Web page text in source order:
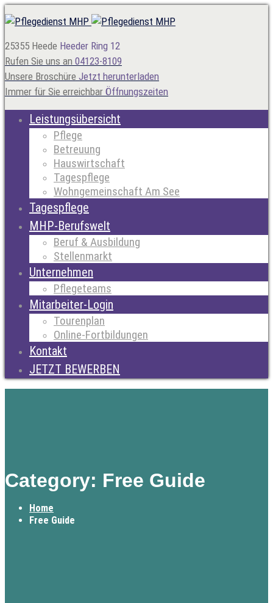
25355 Heede Heeder Ring 12
Rufen Sie uns an 04123-8109
Unsere Broschüre Jetzt herunterladen
Immer für Sie erreichbar Öffnungszeiten
Leistungsübersicht
Pflege
Betreuung
Hauswirtschaft
Tagespflege
Wohngemeinschaft Am See
Tagespflege
MHP-Berufswelt
Beruf & Ausbildung
Stellenmarkt
Unternehmen
Pflegeteams
Mitarbeiter-Login
Tourenplan
Online-Fortbildungen
Kontakt
JETZT BEWERBEN
Category: Free Guide
Home
Free Guide